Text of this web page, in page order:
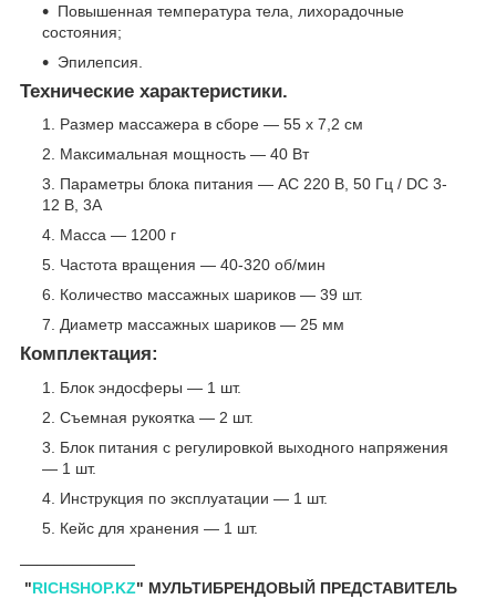
Повышенная температура тела, лихорадочные
состояния;
Эпилепсия.
Технические характеристики.
Размер массажера в сборе — 55 х 7,2 см
Максимальная мощность — 40 Вт
Параметры блока питания — AC 220 В, 50 Гц / DC 3-
12 В, 3A
Масса — 1200 г
Частота вращения — 40-320 об/мин
Количество массажных шариков — 39 шт.
Диаметр массажных шариков — 25 мм
Комплектация:
Блок эндосферы — 1 шт.
Съемная рукоятка — 2 шт.
Блок питания с регулировкой выходного напряжения
— 1 шт.
Инструкция по эксплуатации — 1 шт.
Кейс для хранения — 1 шт.
"RICHSHOP.KZ" МУЛЬТИБРЕНДОВЫЙ ПРЕДСТАВИТЕЛЬ